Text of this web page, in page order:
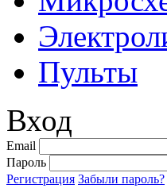
Пульты
Вход
Email
Пароль
Регистрация Забыли пароль?